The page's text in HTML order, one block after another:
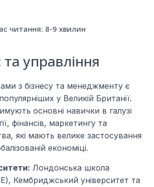
читання: 8-9 хвилин
та управління
з бізнесу та менеджменту є
у Великій Британії.
основні навички в галузі
фінансів, маркетингу та
які мають велике застосування
економіці.
Лондонська школа
Кембриджський університет та